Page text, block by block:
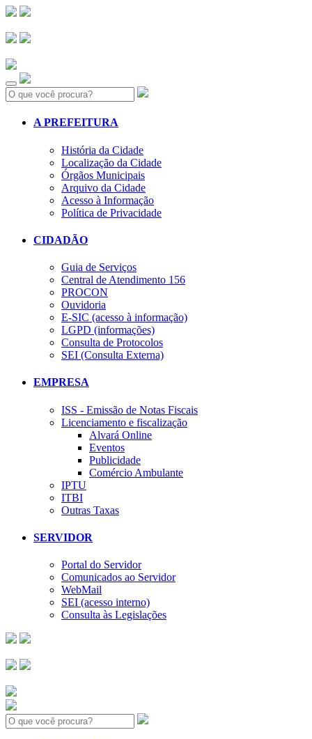
Search:
A PREFEITURA
História da Cidade
Localização da Cidade
Órgãos Municipais
Arquivo da Cidade
Acesso à Informação
Política de Privacidade
CIDADÃO
Guia de Serviços
Central de Atendimento 156
PROCON
Ouvidoria
E-SIC (acesso à informação)
LGPD (informações)
Consulta de Protocolos
SEI (Consulta Externa)
EMPRESA
ISS - Emissão de Notas Fiscais
Licenciamento e fiscalização
Alvará Online
Eventos
Publicidade
Comércio Ambulante
IPTU
ITBI
Outras Taxas
SERVIDOR
Portal do Servidor
Comunicados ao Servidor
WebMail
SEI (acesso interno)
Consulta às Legislações
Search: